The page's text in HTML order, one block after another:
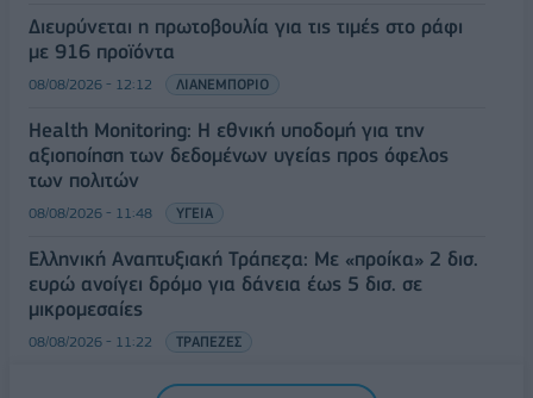
Διευρύνεται η πρωτοβουλία για τις τιμές στο ράφι
με 916 προϊόντα
08/08/2026 - 12:12 ΛΙΑΝΕΜΠΟΡΙΟ
Health Monitoring: Η εθνική υποδομή για την
αξιοποίηση των δεδομένων υγείας προς όφελος
των πολιτών
08/08/2026 - 11:48 ΥΓΕΙΑ
Ελληνική Αναπτυξιακή Τράπεζα: Με «προίκα» 2 δισ.
ευρώ ανοίγει δρόμο για δάνεια έως 5 δισ. σε
μικρομεσαίες
08/08/2026 - 11:22 ΤΡΑΠΕΖΕΣ
5G παντού, 6G στον ορίζοντα: Πού βρίσκεται η